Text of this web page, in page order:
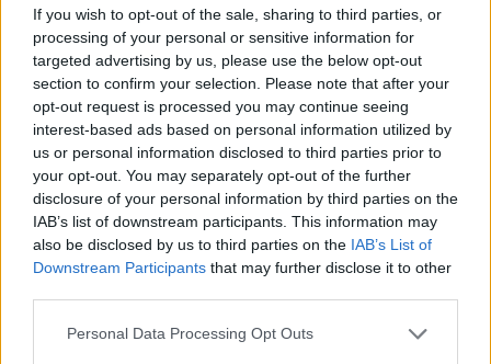
If you wish to opt-out of the sale, sharing to third parties, or
processing of your personal or sensitive information for
targeted advertising by us, please use the below opt-out
section to confirm your selection. Please note that after your
opt-out request is processed you may continue seeing
interest-based ads based on personal information utilized by
us or personal information disclosed to third parties prior to
your opt-out. You may separately opt-out of the further
disclosure of your personal information by third parties on the
IAB’s list of downstream participants. This information may
also be disclosed by us to third parties on the IAB’s List of
Downstream Participants that may further disclose it to other
Please note that this website/app uses one or more Google
Personal Data Processing Opt Outs
Μαρία Μενούνος: «Η Ελλάδα έχει γίνει μέρος
της θεραπείας μου» – Η πίστη, η υγεία και η
μητρότητα
10.08.2026